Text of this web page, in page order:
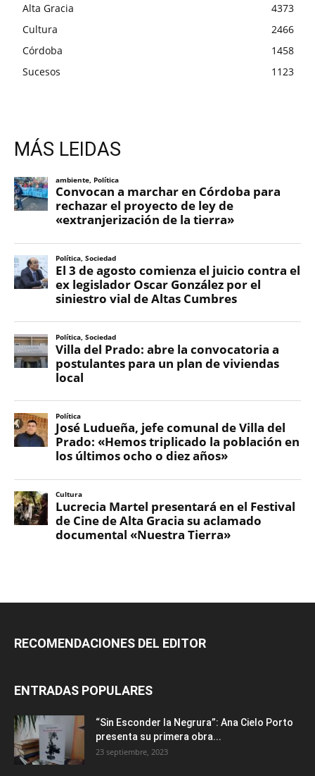
Alta Gracia
4373
Cultura
2466
Córdoba
1458
Sucesos
1123
MÁS LEIDAS
RECOMENDACIONES DEL EDITOR
ENTRADAS POPULARES
“Sin Esconder la Negrura”: Ana Cielo Porto
presenta su primera obra...
23 septiembre, 2023